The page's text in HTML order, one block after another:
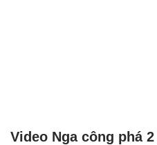
Video Nga công phá